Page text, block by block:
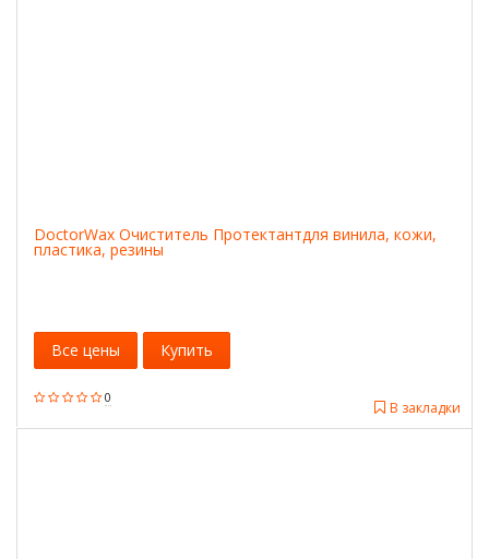
DoctorWax Очиститель Протектантдля винила, кожи,
пластика, резины
0
В закладки
Все цены Купить